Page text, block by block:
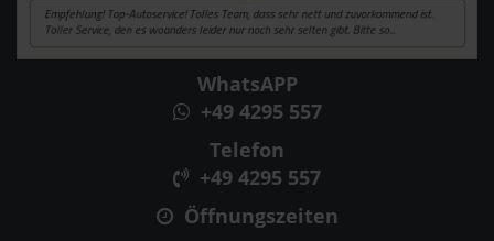
WhatsAPP
+49 4295 557
Telefon
+49 4295 557
Öffnungszeiten